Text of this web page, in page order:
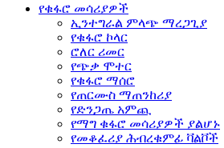
የቁፋሮ መሳሪያዎች
ኢንተግራል ምላጭ ማረጋጊያ
የቁፋሮ ኮላር
ሮለር ሪመር
የጭቃ ሞተር
የቁፋሮ ማሰሮ
የጠርሙስ ማጠንከሪያ
የድንጋጤ አምጪ
የማግ ቁፋሮ መሳሪያዎች ያልሆኑ
የመቆፈሪያ ሕብረቁምፊ ቫልቮች